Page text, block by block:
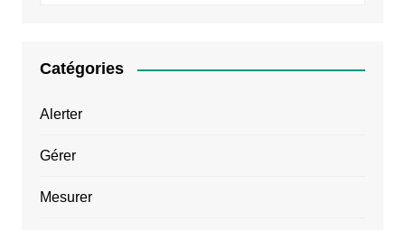
Catégories
Alerter
Gérer
Mesurer